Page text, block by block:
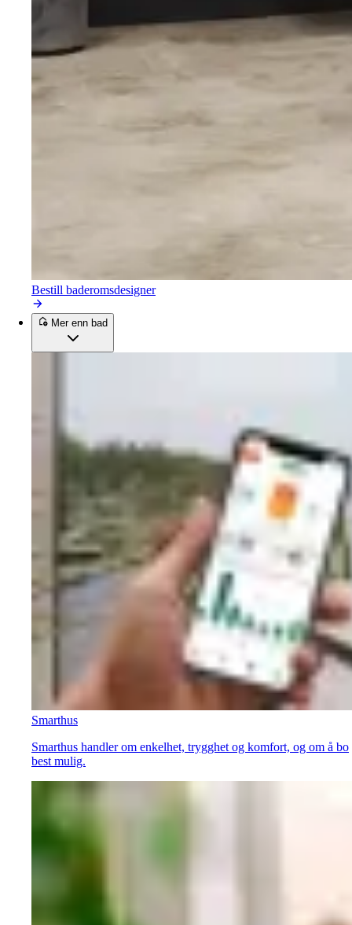
Bestill baderomsdesigner
Mer enn bad
Smarthus
Smarthus handler om enkelhet, trygghet og komfort, og om å bo
best mulig.